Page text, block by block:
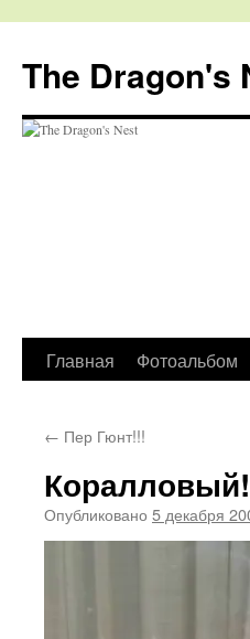
The Dragon's
Перейти
содержимому
Главная Фотоальбом
← Пер Гюнт!!!
Коралловый!
Опубликовано 5 декабря